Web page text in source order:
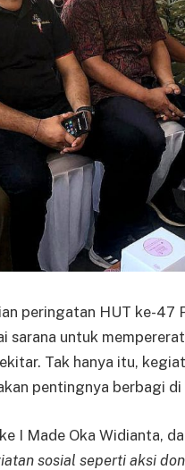
peringatan HUT ke-47
untuk
Tak hanya itu,
pentingnya berbagi
I Made Oka Widianta,
sosial seperti aksi